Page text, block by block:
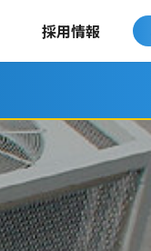
採用情報